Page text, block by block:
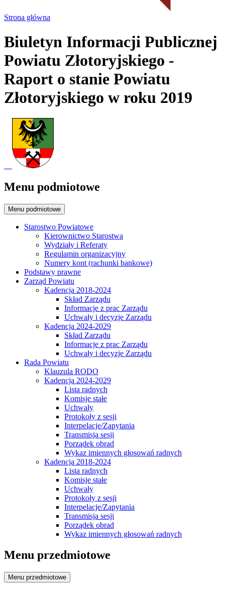
Strona główna
Biuletyn Informacji Publicznej
Powiatu Złotoryjskiego -
Raport o stanie Powiatu
Złotoryjskiego w roku 2019
Menu podmiotowe
Menu podmiotowe
Starostwo Powiatowe
Kierownictwo Starostwa
Wydziały i Referaty
Regulamin organizacyjny
Numery kont (rachunki bankowe)
Podstawy prawne
Zarząd Powiatu
Kadencja 2018-2024
Skład Zarządu
Informacje z prac Zarządu
Uchwały i decyzje Zarządu
Kadencja 2024-2029
Skład Zarządu
Informacje z prac Zarządu
Uchwały i decyzje Zarządu
Rada Powiatu
Klauzula RODO
Kadencja 2024-2029
Lista radnych
Komisje stałe
Uchwały
Protokoły z sesji
Interpelacje/Zapytania
Transmisja sesji
Porządek obrad
Wykaz imiennych głosowań radnych
Kadencja 2018-2024
Lista radnych
Komisje stałe
Uchwały
Protokoły z sesji
Interpelacje/Zapytania
Transmisja sesji
Porządek obrad
Wykaz imiennych głosowań radnych
Menu przedmiotowe
Menu przedmiotowe